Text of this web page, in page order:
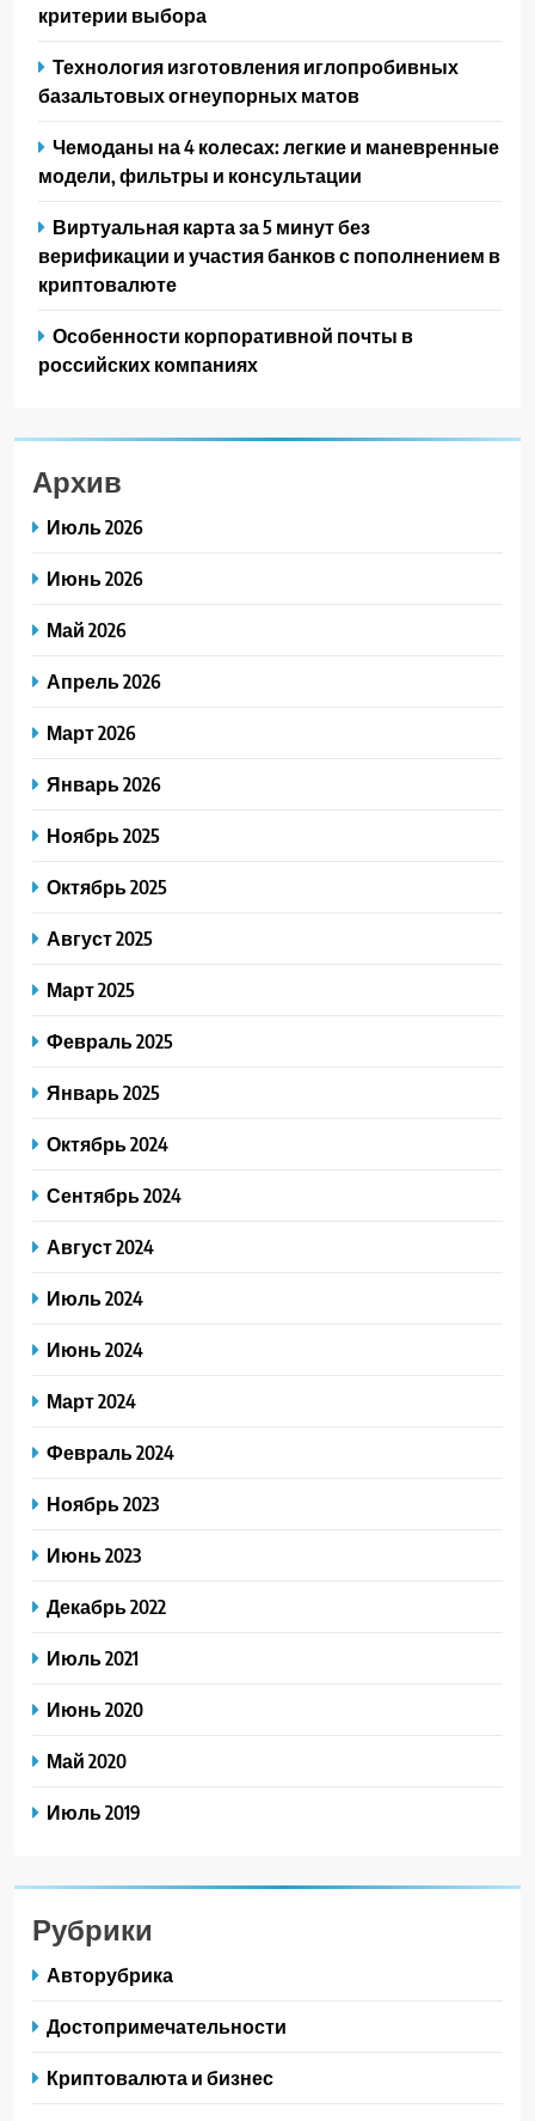
критерии выбора
Технология изготовления иглопробивных
базальтовых огнеупорных матов
Чемоданы на 4 колесах: легкие и маневренные
модели, фильтры и консультации
Виртуальная карта за 5 минут без
верификации и участия банков с пополнением в
криптовалюте
Особенности корпоративной почты в
российских компаниях
Архив
Июль 2026
Июнь 2026
Май 2026
Апрель 2026
Март 2026
Январь 2026
Ноябрь 2025
Октябрь 2025
Август 2025
Март 2025
Февраль 2025
Январь 2025
Октябрь 2024
Сентябрь 2024
Август 2024
Июль 2024
Июнь 2024
Март 2024
Февраль 2024
Ноябрь 2023
Июнь 2023
Декабрь 2022
Июль 2021
Июнь 2020
Май 2020
Июль 2019
Рубрики
Авторубрика
Достопримечательности
Криптовалюта и бизнес